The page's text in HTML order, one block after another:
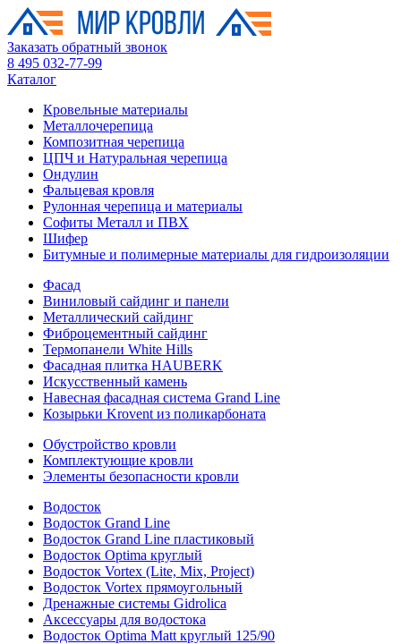
Заказать обратный звонок
8 495 032-77-99
Каталог
Кровельные материалы
Металлочерепица
Композитная черепица
ЦПЧ и Натуральная черепица
Ондулин
Фальцевая кровля
Рулонная черепица и материалы
Софиты Металл и ПВХ
Шифер
Битумные и полимерные материалы для гидроизоляции
Фасад
Виниловый сайдинг и панели
Металлический сайдинг
Фиброцементный сайдинг
Термопанели White Hills
Фасадная плитка HAUBERK
Искусственный камень
Навесная фасадная система Grand Line
Козырьки Krovent из поликарбоната
Обустройство кровли
Комплектующие кровли
Элементы безопасности кровли
Водосток
Водосток Grand Line
Водосток Grand Line пластиковый
Водосток Optima круглый
Водосток Vortex (Lite, Mix, Project)
Водосток Vortex прямоугольный
Дренажные системы Gidrolica
Аксессуары для водостока
Водосток Optima Matt круглый 125/90